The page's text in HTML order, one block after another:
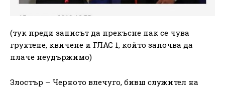
(тук преди записът да прекъсне пак се чува
грухтене, квичене и ГЛАС 1, който започва да
плаче неудържимо)
Злостър – Черното влечуго, бивш служител на